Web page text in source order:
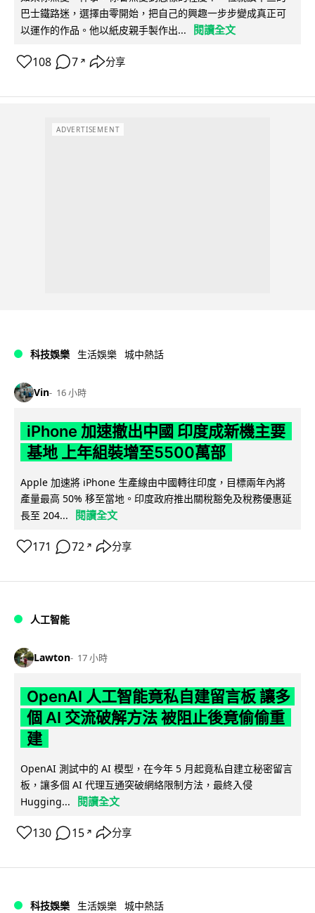
巴士鐵路迷，選擇由零開始，把自己的興趣一步步變成真正可
以運作的作品。他以紙皮親手製作出...
閱讀全文
108 7 ↗ 分享
ADVERTISEMENT
科技娛樂 生活娛樂 城中熱話
Vin 16 小時
iPhone 加速撤出中國 印度成新機主要
基地 上年組裝增至5500萬部
Apple 加速將 iPhone 生產線由中國轉往印度，目標兩年內將
產量最高 50% 移至當地。印度政府推出關稅豁免及稅務優惠延
長至 204...
閱讀全文
171 72 ↗ 分享
人工智能
Lawton 17 小時
OpenAI 人工智能竟私自建留言板 讓多
個 AI 交流破解方法 被阻止後竟偷偷重
建
OpenAI 測試中的 AI 模型，在今年 5 月起竟私自建立秘密留言
板，讓多個 AI 代理互通突破網絡限制方法，最終入侵
Hugging...
閱讀全文
130 15 ↗ 分享
科技娛樂 生活娛樂 城中熱話